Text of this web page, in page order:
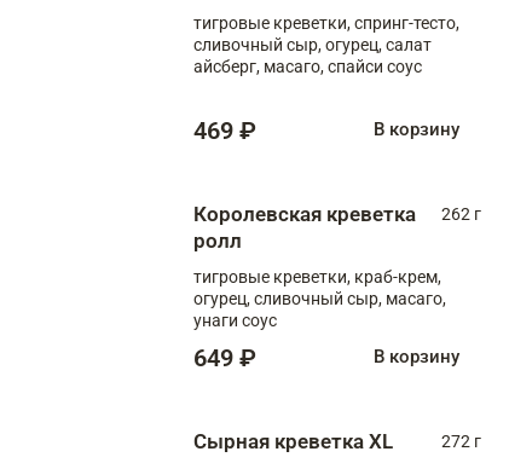
тигровые креветки, спринг-тесто,
сливочный сыр, огурец, салат
айсберг, масаго, спайси соус
469 ₽ В корзину
Королевская креветка
ролл
262 г
тигровые креветки, краб-крем,
огурец, сливочный сыр, масаго,
унаги соус
649 ₽ В корзину
Сырная креветка XL
272 г